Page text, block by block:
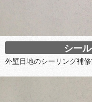
シー
外壁目地のシーリング補修